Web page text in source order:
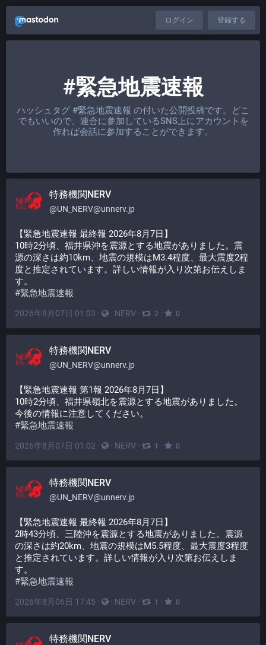
ログイン 登録する
#緊急地震速報
ハッシュタグ #緊急地震速報 の付いた公開投稿です。どこ
でもいいので、連合に参加しているSNS上にアカウントを
作れば会話に参加することができます。
特務機関NERV
@UN_NERV@unnerv.jp
【緊急地震速報 最終報 2026年8月7日】
10時2分頃、福井県沖を震源とする地震がありました。震
源の深さは約10km、地震の規模はM3.4程度、最大震度2程
度と推定されています。詳しい情報が入り次第お伝えしま
す。
#緊急地震速報
2026年8月07日 01:03 · · NERV · 2 · 0
特務機関NERV
@UN_NERV@unnerv.jp
【緊急地震速報 第1報 2026年8月7日】
10時2分頃、福井県嶺北を震源とする地震がありました。
今後の情報に注意してください。
#緊急地震速報
2026年8月07日 01:02 · · NERV · 1 · 0
特務機関NERV
@UN_NERV@unnerv.jp
【緊急地震速報 最終報 2026年8月7日】
2時43分頃、三陸沖を震源とする地震がありました。震源
の深さは約20km、地震の規模はM5.5程度、最大震度3程度
と推定されています。詳しい情報が入り次第お伝えしま
す。
#緊急地震速報
2026年8月06日 17:45 · · NERV · 1 · 0
特務機関NERV